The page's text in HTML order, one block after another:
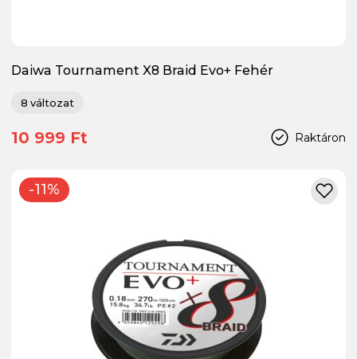
Daiwa Tournament X8 Braid Evo+ Fehér
8 változat
Raktáron
10 999 Ft
-11%